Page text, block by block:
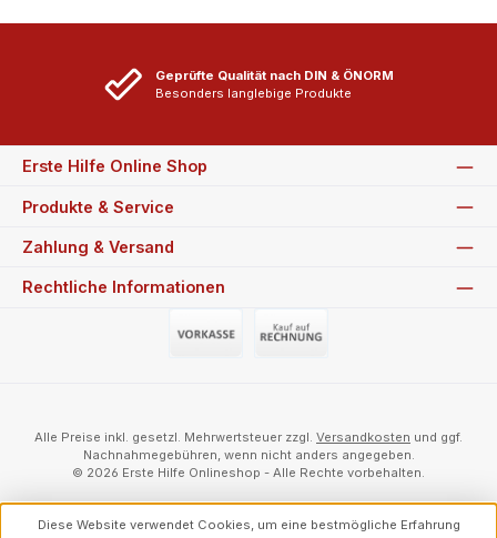
Geprüfte Qualität nach DIN & ÖNORM
Besonders langlebige Produkte
Erste Hilfe Online Shop
Produkte & Service
Zahlung & Versand
Rechtliche Informationen
Alle Preise inkl. gesetzl. Mehrwertsteuer zzgl. Versandkosten und ggf.
Nachnahmegebühren, wenn nicht anders angegeben.
© 2026 Erste Hilfe Onlineshop - Alle Rechte vorbehalten.
Diese Website verwendet Cookies, um eine bestmögliche Erfahrung